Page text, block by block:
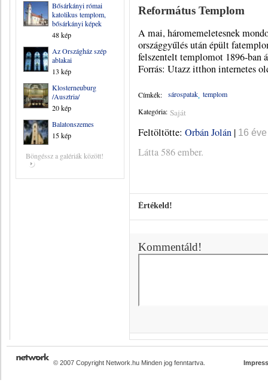
Bősárkányi római
katolikus templom,
bősárkányi képek
48 kép
Az Országház szép
ablakai
13 kép
Klosterneuburg
/Ausztria/
20 kép
Balatonszemes
15 kép
Böngéssz a galériák között!
Református Templom
A mai, háromemeletesnek
országgyűlés után épült
felszentelt templomot 1896-ban
Forrás: Utazz itthon internetes
Címkék: sárospatak templom
Kategória: Saját
Feltöltötte: Orbán Jolán | 16 éve
Látta 586 ember.
Értékeld!
Kommentáld!
© 2007 Copyright Network.hu Minden jog fenntartva.